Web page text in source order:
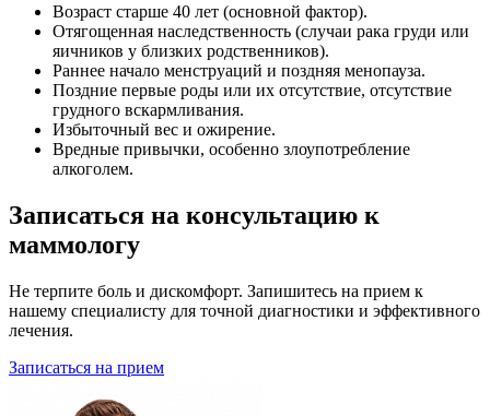
Возраст старше 40 лет (основной фактор).
Отягощенная наследственность (случаи рака груди или
яичников у близких родственников).
Раннее начало менструаций и поздняя менопауза.
Поздние первые роды или их отсутствие, отсутствие
грудного вскармливания.
Избыточный вес и ожирение.
Вредные привычки, особенно злоупотребление
алкоголем.
Записаться на консультацию к
маммологу
Не терпите боль и дискомфорт. Запишитесь на прием к
нашему специалисту для точной диагностики и эффективного
лечения.
Записаться на прием